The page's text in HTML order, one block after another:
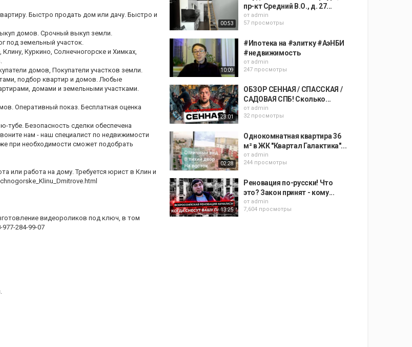
Быстро продать дом или дачу. Быстро и
домов. Срочный выкуп земли.
под земельный участок.
Куркино, Солнечногорске и Химках,
домов, Покупатели участков земли.
подбор квартир и домов. Любые
домами и земельными участками.
Оперативный показ. Бесплатная оценка
тубе. Безопасность сделки обеспечена
нам - наш специалист по недвижимости
при необходимости сможет подобрать
или работа на дому. Требуется юрист в Клин и
видеороликов под ключ, в том
284-99-07
00:53
пр-кт Средний В.О., д. 27...
от admin
57 просмотры
10:09
#Ипотека на #элитку #АэНБИ
#недвижимость
от admin
247 просмотры
23:01
ОБЗОР СЕННАЯ / СПАССКАЯ /
САДОВАЯ СПБ! Сколько...
от admin
32 просмотры
02:28
Однокомнатная квартира 36
м² в ЖК "Квартал Галактика"...
от admin
244 просмотры
13:25
Реновация по-русски! Что
это? Закон принят - кому...
от admin
7,604 просмотры